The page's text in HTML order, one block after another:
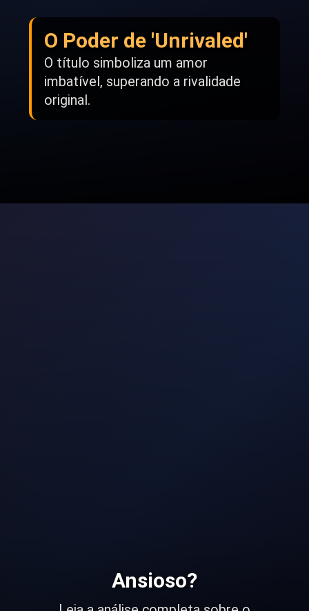
O Poder de 'Unrivaled'
O título simboliza um amor
imbatível, superando a rivalidade
original.
Ansioso?